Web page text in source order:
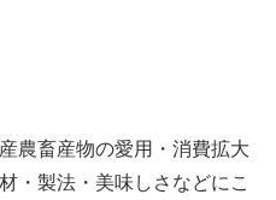
農畜産物の愛用・消費拡大
・製法・美味しさなどにこ